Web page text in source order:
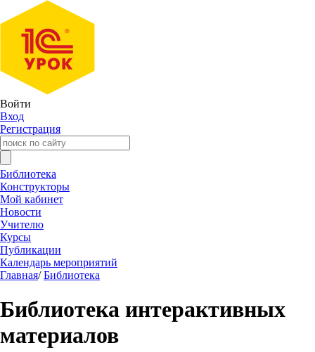
Войти
Вход
Регистрация
Библиотека
Конструкторы
Мой кабинет
Новости
Учителю
Курсы
Публикации
Календарь мероприятий
Главная/ Библиотека
Библиотека интерактивных
материалов